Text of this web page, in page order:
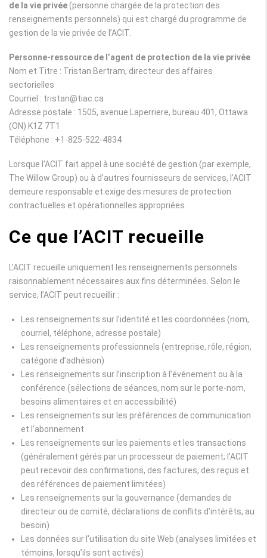
de la vie privée (personne chargée de la protection des
renseignements personnels) qui est chargé du programme de
gestion de la vie privée de l’ACIT.
Personne-ressource de l’agent de protection de la vie privée
Nom et Titre : Tristan Bertram, directeur des affaires
sectorielles
Courriel : tristan@tiac.ca
Adresse postale : 1505, avenue Laperriere, bureau 401, Ottawa
(ON) K1Z 7T1
Téléphone : +1-825-522-4834
Lorsque l’ACIT fait appel à une société de gestion (par exemple,
The Willow Group) ou à d’autres fournisseurs de services, l’ACIT
demeure responsable et exige des mesures de protection
contractuelles et opérationnelles appropriées.
Ce que l’ACIT recueille
L’ACIT recueille uniquement les renseignements personnels
raisonnablement nécessaires aux fins déterminées. Selon le
service, l’ACIT peut recueillir :
Les renseignements sur l’identité et les coordonnées (nom,
courriel, téléphone, adresse postale)
Les renseignements professionnels (entreprise, rôle, région,
catégorie d’adhésion)
Les renseignements sur l’inscription à l’événement ou à la
conférence (sélections de séances, nom sur le porte-nom,
besoins alimentaires et en accessibilité)
Les renseignements sur les préférences de communication
et l’abonnement
Les renseignements sur les paiements et les transactions
(généralement gérés par un processeur de paiement; l’ACIT
peut recevoir des confirmations, des factures, des reçus et
des références de paiement limitées)
Les renseignements sur la gouvernance (demandes de
directeur ou de comité, déclarations de conflits d’intérêts, au
besoin)
Les données sur l’utilisation du site Web (analyses limitées et
témoins, lorsqu’ils sont activés)